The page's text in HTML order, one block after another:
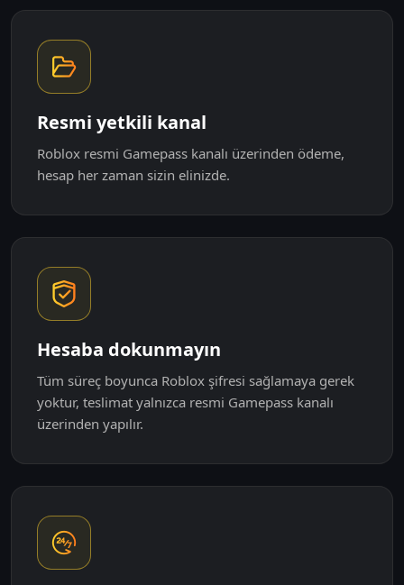
Resmi yetkili kanal
Roblox resmi Gamepass kanalı üzerinden ödeme,
hesap her zaman sizin elinizde.
Hesaba dokunmayın
Tüm süreç boyunca Roblox şifresi sağlamaya gerek
yoktur, teslimat yalnızca resmi Gamepass kanalı
üzerinden yapılır.